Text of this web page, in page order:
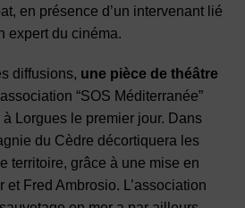
en présence d’un intervenant lié
expert du cinéma.
diffusions, une pièce de théâtre
“SOS Méditerranée”
Lorgues le premier jour. Dans
du Cèdre décortiquera les
territoire, grâce à une mise en
Fred Ambrosio. L’association